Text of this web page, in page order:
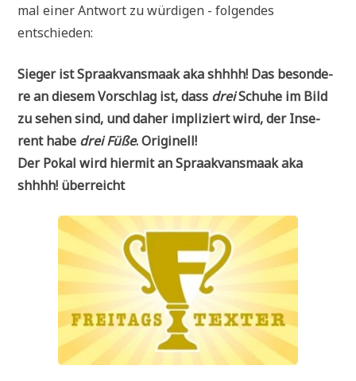
mal einer Ant­wort zu wür­di­gen - fol­gen­des
entschieden:
Sie­ger ist Spraak­vans­maak aka shhhh! Das beson­de­
re an die­sem Vor­schlag ist, dass dreiSchu­he im Bild
zu sehen sind, und daher impli­ziert wird, der Inse­
rent habe drei Füße. Ori­gi­nell!
Der Pokal wird hier­mit an Spraak­vans­maak aka
shhhh! überreicht